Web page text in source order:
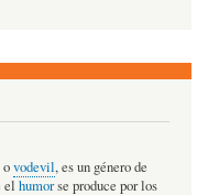
ovodevil, es un género de
el humorse produce por los